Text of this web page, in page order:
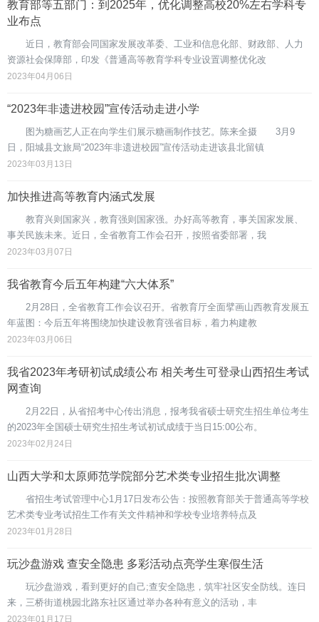
教育部等五部门：到2025年，优化调整高校20%左右学科专
业布点
近日，教育部会同国家发展改革委、工业和信息化部、财政部、人力
资源社会保障部，印发《普通高等教育学科专业设置调整优化改
2023年04月06日
“2023年非遗进校园”宣传活动走进小学
图为糖画艺人正在向学生们展示糖画制作技艺。陈来全摄 3月9
日，阳城县文旅局“2023年非遗进校园”宣传活动走进该县北留镇
2023年03月13日
加快推进高等教育内涵式发展
教育兴则国家兴，教育强则国家强。办好高等教育，事关国家发展、
事关民族未来。近日，全省教育工作会召开，按照省委部署，我
2023年03月07日
我省教育今后五年构建“六大体系”
2月28日，全省教育工作会议召开。省教育厅全面擘画山西教育发展五
年蓝图：今后五年将围绕加快建设教育强省目标，着力构建教
2023年03月06日
我省2023年考研初试成绩公布 相关考生可登录山西招生考试
网查询
2月22日，从省招考中心传出消息，报考我省硕士研究生招生单位考生
的2023年全国硕士研究生招生考试初试成绩于当日15:00公布。
2023年02月24日
山西大学和太原师范学院部分艺术类专业招生批次调整
省招生考试管理中心1月17日发布公告：按照教育部关于普通高等学校
艺术类专业考试招生工作有关文件精神和学校专业培养特点及
2023年01月28日
玩沙盘游戏 查安全隐患 多彩活动点亮学生寒假生活
玩沙盘游戏，看到更好的自己;查安全隐患，筑牢社区安全防线。连日
来，三桥街道桃园北路东社区通过举办各种有意义的活动，丰
2023年01月17日